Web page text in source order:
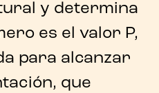
y determina
es el valor P,
para alcanzar
que